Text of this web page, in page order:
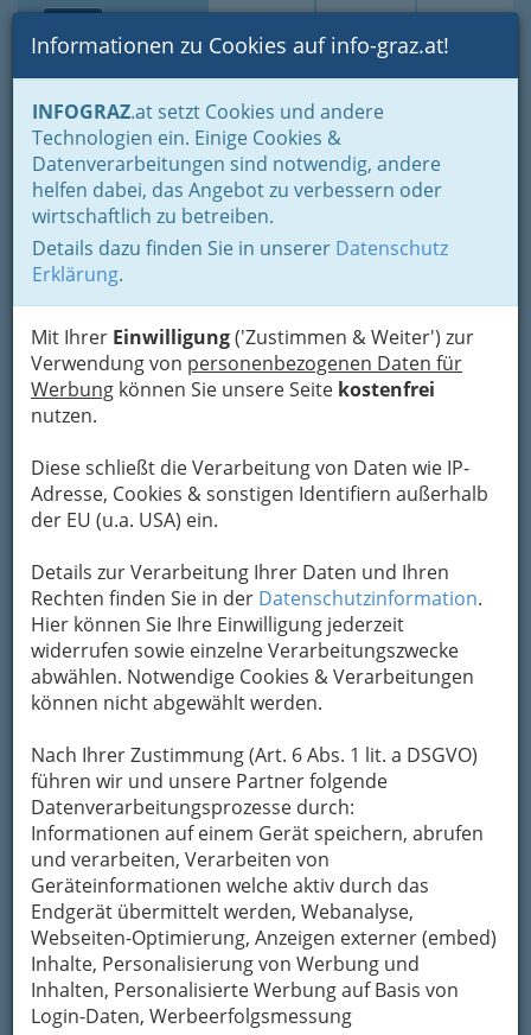
Suche Login Toggle
Informationen zu Cookies auf info-graz.at!
INFOGRAZ.at setzt Cookies und andere
Technologien ein. Einige Cookies &
Datenverarbeitungen sind notwendig, andere
helfen dabei, das Angebot zu verbessern oder
wirtschaftlich zu betreiben.
Details dazu finden Sie in unserer Datenschutz
Erklärung.
Mit Ihrer Einwilligung('Zustimmen & Weiter') zur
Verwendung von personenbezogenen Daten für
Werbung können Sie unsere Seite kostenfrei
nutzen.
Diese schließt die Verarbeitung von Daten wie IP-
Adresse, Cookies & sonstigen Identifiern außerhalb
der EU (u.a. USA) ein.
Details zur Verarbeitung Ihrer Daten und Ihren
Rechten finden Sie in der Datenschutzinformation.
Hier können Sie Ihre Einwilligung jederzeit
widerrufen sowie einzelne Verarbeitungszwecke
abwählen. Notwendige Cookies & Verarbeitungen
können nicht abgewählt werden.
Nach Ihrer Zustimmung (Art. 6 Abs. 1 lit. a DSGVO)
führen wir und unsere Partner folgende
Datenverarbeitungsprozesse durch:
Informationen auf einem Gerät speichern, abrufen
und verarbeiten, Verarbeiten von
Geräteinformationen welche aktiv durch das
Endgerät übermittelt werden, Webanalyse,
Webseiten-Optimierung, Anzeigen externer (embed)
Inhalte, Personalisierung von Werbung und
Inhalten, Personalisierte Werbung auf Basis von
Login-Daten, Werbeerfolgsmessung
Home Branchen Wohnen & Einrichten
Einrichten
Wohnraumberatung - Wohnraumberater und
Wohnraumberaterinnen
Feng Shui Consulting Ingrid
Sator
Viktor von Geramb-Straße 80, 8054 Graz
+43 316 253 465
+43 664 541 32 09
Wohnens und Arbeitens!
Karte
Adresse mit Google Maps anschauen
Kontaktaufnahme
bewahren , verwenden wir an dieser Stelle zur
Übermittlung Ihrer Nachricht ein sicheres
Formular. Ihre Nachricht wird nach dem
Absenden umgehend per Mail an das
Unternehmen Feng Shui Consulting Ingrid Sator
weitergeleitet.
Mein Name
Meine Email Adresse